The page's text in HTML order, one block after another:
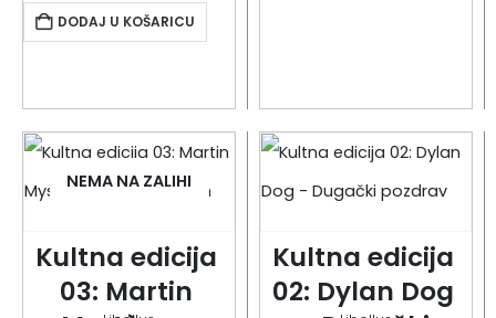
talijanski pisac i
novinar Tiziano
policajac Scotland
Yarda, liječeni
alkoholičar i privatni
DODAJ U KOŠARICU
NEMA NA ZALIHI
Kultna edicija
03: Martin
Kultna edicija
02: Dylan Dog